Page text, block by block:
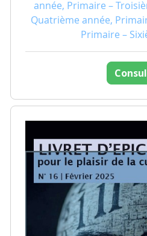
année, Primaire –
Quatrième année,
Primaire –